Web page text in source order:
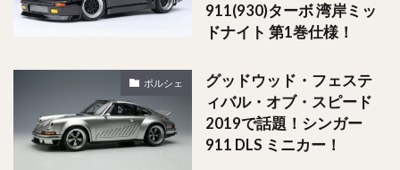
911(930)ターボ 湾岸ミッ
ドナイト 第1巻仕様！
ポルシェ
グッドウッド・フェステ
ィバル・オブ・スピード
2019で話題！シンガー
911 DLS ミニカー！